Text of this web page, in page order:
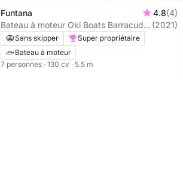
Funtana 4.8(4)
Bateau à moteur Oki Boats Barracuda
545 130cv
(2021)
Sans skipper
Super propriétaire
Bateau à moteur
7 personnes · 130 cv · 5.5 m